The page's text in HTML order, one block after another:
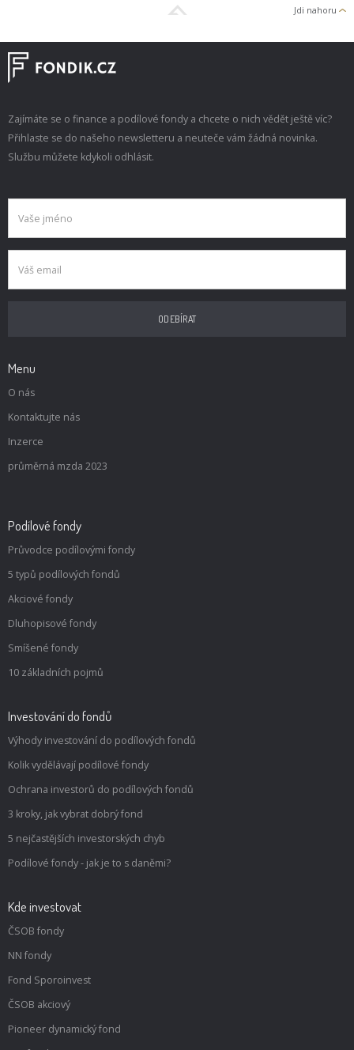
Jdi nahoru
Zajímáte se o finance a podílové fondy a chcete o nich vědět ještě víc?
Přihlaste se do našeho newsletteru a neuteče vám žádná novinka.
Službu můžete kdykoli odhlásit.
Menu
O nás
Kontaktujte nás
Inzerce
průměrná mzda 2023
Podílové fondy
Průvodce podílovými fondy
5 typů podílových fondů
Akciové fondy
Dluhopisové fondy
Smíšené fondy
10 základních pojmů
Investování do fondů
Výhody investování do podílových fondů
Kolik vydělávají podílové fondy
Ochrana investorů do podílových fondů
3 kroky, jak vybrat dobrý fond
5 nejčastějších investorských chyb
Podílové fondy - jak je to s daněmi?
Kde investovat
ČSOB fondy
NN fondy
Fond Sporoinvest
ČSOB akciový
Pioneer dynamický fond